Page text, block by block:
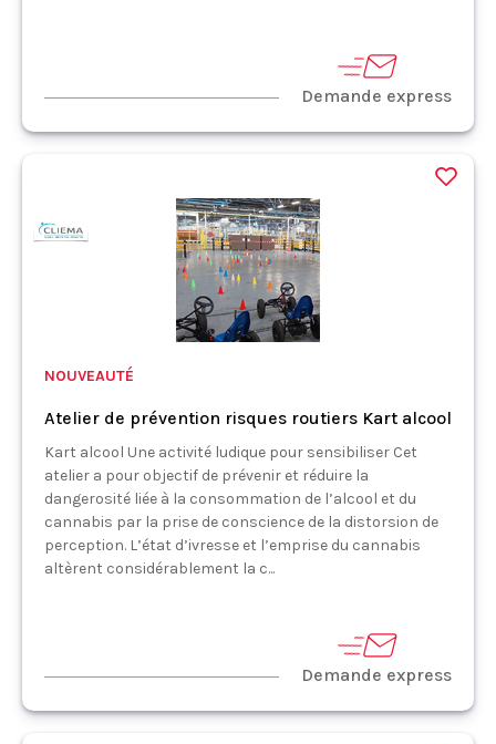
Demande express
NOUVEAUTÉ
Atelier de prévention risques routiers Kart alcool
Kart alcool Une activité ludique pour sensibiliser Cet
atelier a pour objectif de prévenir et réduire la
dangerosité liée à la consommation de l’alcool et du
cannabis par la prise de conscience de la distorsion de
perception. L’état d’ivresse et l’emprise du cannabis
altèrent considérablement la c...
Demande express